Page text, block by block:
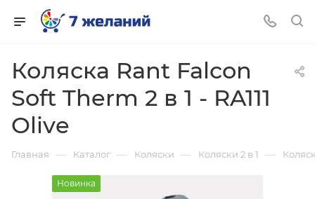
Коляска Rant Falcon
Soft Therm 2 в 1 - RA111
Olive
Главная — Каталог — Коляски — Коляски 2 в 1 —
Новинка